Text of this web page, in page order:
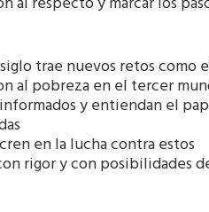
trae nuevos retos como
al pobreza en el tercer
y entiendan el
en la lucha contra estos
rigor y con posibilidades